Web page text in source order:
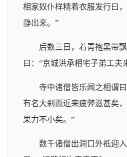
相家奴仆样精着衣服发行曰
静出来。”
后数三日，着靑袍黑带
曰：“京城洪承相宅子弟工夫
寺中诸僧皆乐闻之相谓
有名大刹而近来疲弊滋甚矣
果力不小矣。”
数千诸僧出洞口外祗迎